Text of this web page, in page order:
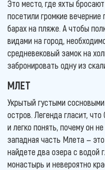
Это место, где яхты
посетили громкие вечерние
барах на пляже. А чтобы
видами на город,
средневековый замок на
забронировать одну из
МЛЕТ
Укрытый густыми
остров. Легенда гласит,
и легко понять, почему он
западная часть Млета —
найдете два озера с водой
монастырь и невероятно